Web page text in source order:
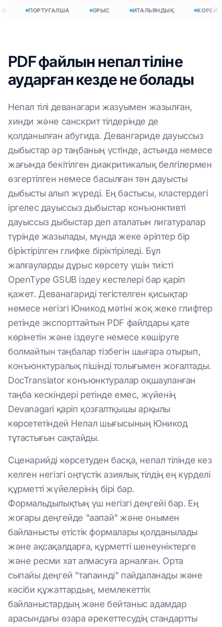
ПОРТУГАЛША ОРЫС ИТАЛЬЯНДЫҚ КОРЕЙ
PDF файлын непал тіліне
аударған кезде не болады
Непал тілі деванагари жазуымен жазылған,
хинди және санскрит тілдерінде де
қолданылған абугида. Девангариде дауыссыз
дыбыстар әр таңбаның үстінде, астында немесе
жағында бекітілген диакритикалық белгілермен
өзгертілген немесе басылған тән дауысты
дыбысты алып жүреді. Ең бастысы, кластердегі
іргелес дауыссыз дыбыстар конъюнктивті
дауыссыз дыбыстар деп аталатын лигатуралар
түрінде жазылады, мұнда жеке әріптер бір
біріктірілген глифке біріктіріледі. Бұл
жалғауларды дұрыс көрсету үшін тиісті
OpenType GSUB іздеу кестелері бар қаріп
қажет. Деванагариді тегістелген қисықтар
немесе негізгі Юникод мәтіні жоқ жеке глифтер
ретінде экспорттайтын PDF файлдары қате
көрінетін және іздеуге немесе көшіруге
болмайтын таңбалар тізбегін шығара отырып,
конъюнктуралық пішінді толығымен жоғалтады.
DocTranslator конъюнктуралар оқшауланған
таңба кескіндері ретінде емес, жүйенің
Devanagari қаріп қозғалтқышы арқылы
көрсететіндей Непал шығысының Юникод
тұтастығын сақтайды.
Сценарийді көрсетуден басқа, непал тілінде кез
келген негізгі оңтүстік азиялық тілдің ең күрделі
құрметті жүйелерінің бірі бар.
Формальдылықтың үш негізгі деңгейі бар. Ең
жоғары деңгейде "аапай" және онымен
байланысты етістік формалары қолданылады
және ақсақалдарға, құрметті шенеуніктерге
және ресми хат алмасуға арналған. Орта
сыпайы деңгей "тапаинді" пайдаланады және
кәсіби құжаттардың, мемлекеттік
байланыстардың және бейтаныс адамдар
арасындағы өзара әрекеттесудің стандартты